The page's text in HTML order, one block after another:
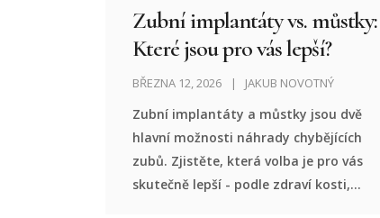
Zubní implantáty vs. můstky:
Které jsou pro vás lepší?
BŘEZNA 12, 2026 JAKUB NOVOTNÝ
Zubní implantáty a můstky jsou dvě
hlavní možnosti náhrady chybějících
zubů. Zjistěte, která volba je pro vás
skutečně lepší - podle zdraví kosti,